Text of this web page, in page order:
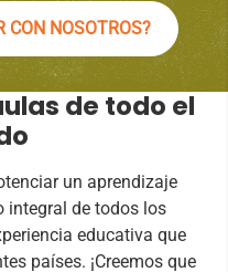
CON NOSOTROS?
de todo el
un aprendizaje
integral de todos los
educativa que
países. ¡Creemos que